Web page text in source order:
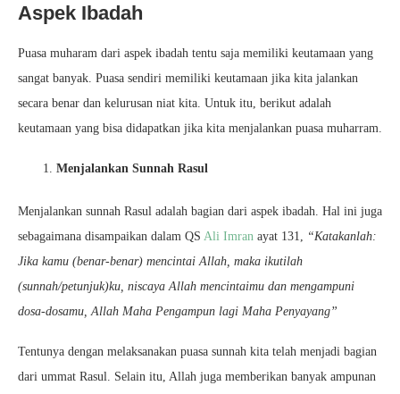
Aspek Ibadah
Puasa muharam dari aspek ibadah tentu saja memiliki keutamaan yang
sangat banyak. Puasa sendiri memiliki keutamaan jika kita jalankan
secara benar dan kelurusan niat kita. Untuk itu, berikut adalah
keutamaan yang bisa didapatkan jika kita menjalankan puasa muharram.
Menjalankan Sunnah Rasul
Menjalankan sunnah Rasul adalah bagian dari aspek ibadah. Hal ini juga
sebagaimana disampaikan dalam QS Ali Imran ayat 131, “Katakanlah:
Jika kamu (benar-benar) mencintai Allah, maka ikutilah
(sunnah/petunjuk)ku, niscaya Allah mencintaimu dan mengampuni
dosa-dosamu, Allah Maha Pengampun lagi Maha Penyayang”
Tentunya dengan melaksanakan puasa sunnah kita telah menjadi bagian
dari ummat Rasul. Selain itu, Allah juga memberikan banyak ampunan